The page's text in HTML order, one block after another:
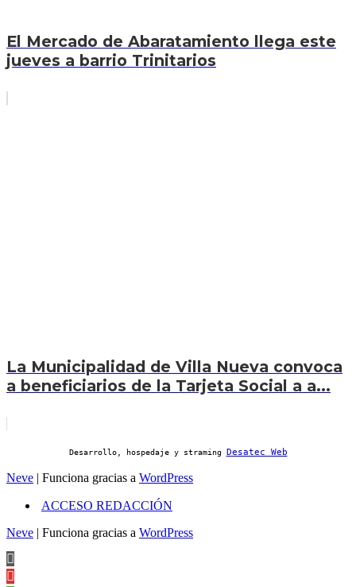
El Mercado de Abaratamiento llega este
jueves a barrio Trinitarios
La Municipalidad de Villa Nueva convoca
a beneficiarios de la Tarjeta Social a a...
Desarrollo, hospedaje y straming Desatec Web
Neve | Funciona gracias a WordPress
ACCESO REDACCIÓN
Neve | Funciona gracias a WordPress